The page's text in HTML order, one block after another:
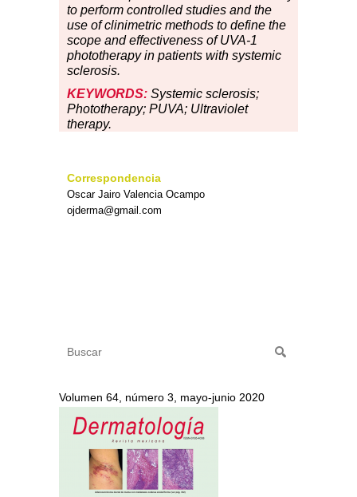
to perform controlled studies and the
use of clinimetric methods to define the
scope and effectiveness of UVA-1
phototherapy in patients with systemic
sclerosis.
KEYWORDS: Systemic sclerosis;
Phototherapy; PUVA; Ultraviolet
therapy.
Correspondencia
Oscar Jairo Valencia Ocampo
ojderma@gmail.com
Volumen 64, número 3, mayo-junio 2020